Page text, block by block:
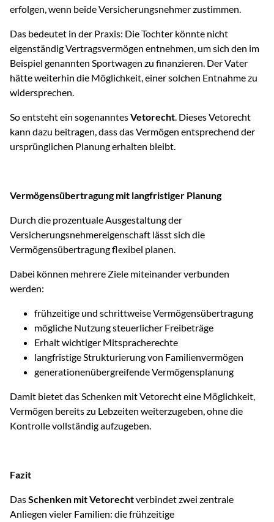
erfolgen, wenn beide Versicherungsnehmer zustimmen.
Das bedeutet in der Praxis: Die Tochter könnte nicht
eigenständig Vertragsvermögen entnehmen, um sich den im
Beispiel genannten Sportwagen zu finanzieren. Der Vater
hätte weiterhin die Möglichkeit, einer solchen Entnahme zu
widersprechen.
So entsteht ein sogenanntesVetorecht. Dieses Vetorecht
kann dazu beitragen, dass das Vermögen entsprechend der
ursprünglichen Planung erhalten bleibt.
Vermögensübertragung mit langfristiger Planung
Durch die prozentuale Ausgestaltung der
Versicherungsnehmereigenschaft lässt sich die
Vermögensübertragung flexibel planen.
Dabei können mehrere Ziele miteinander verbunden
werden:
frühzeitige und schrittweise Vermögensübertragung
mögliche Nutzung steuerlicher Freibeträge
Erhalt wichtiger Mitspracherechte
langfristige Strukturierung von Familienvermögen
generationenübergreifende Vermögensplanung
Damit bietet das Schenken mit Vetorecht eine Möglichkeit,
Vermögen bereits zu Lebzeiten weiterzugeben, ohne die
Kontrolle vollständig aufzugeben.
Fazit
DasSchenken mit Vetorechtverbindet zwei zentrale
Anliegen vieler Familien: die frühzeitige